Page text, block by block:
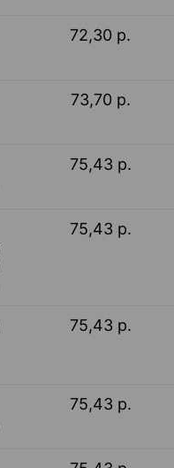
72,30 р.
73,70 р.
75,43 р.
75,43 р.
75,43 р.
75,43 р.